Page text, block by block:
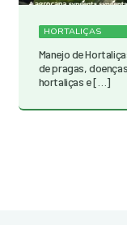
HORTALIÇAS
Manejo de
de pragas,
hortaliças e […]